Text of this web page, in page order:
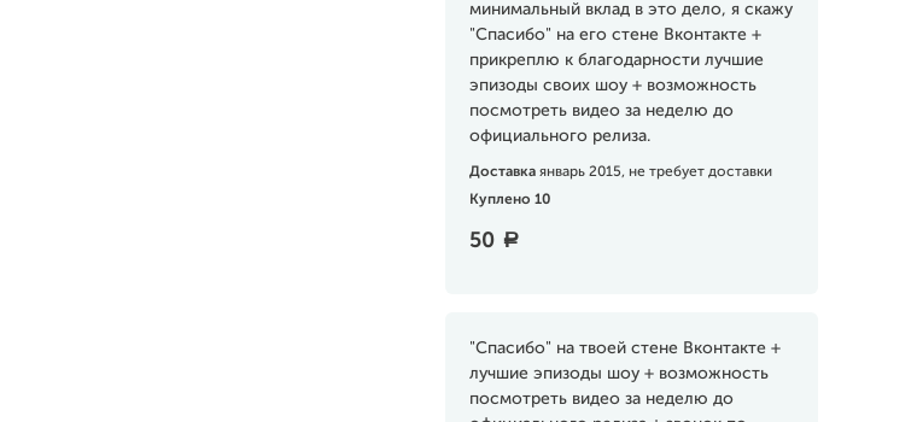
минимальный вклад в это дело, я скажу
"Спасибо" на его стене Вконтакте +
прикреплю к благодарности лучшие
эпизоды своих шоу + возможность
посмотреть видео за неделю до
официального релиза.
Доставка январь 2015, не требует доставки
Куплено 10
50 a
"Спасибо" на твоей стене Вконтакте +
лучшие эпизоды шоу + возможность
посмотреть видео за неделю до